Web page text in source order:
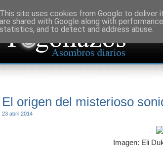
El origen del misterioso
23 abril 2014
Imagen: Eli
This site uses cookies from Google to deliver
are shared with Google along with
statistics, and to detect and address abuse.